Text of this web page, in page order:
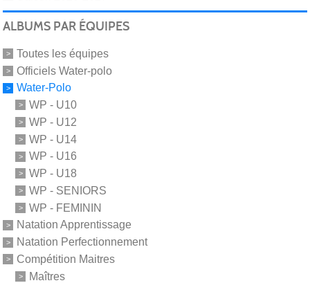
ALBUMS PAR ÉQUIPES
Toutes les équipes
Officiels Water-polo
Water-Polo
WP - U10
WP - U12
WP - U14
WP - U16
WP - U18
WP - SENIORS
WP - FEMININ
Natation Apprentissage
Natation Perfectionnement
Compétition Maitres
Maîtres